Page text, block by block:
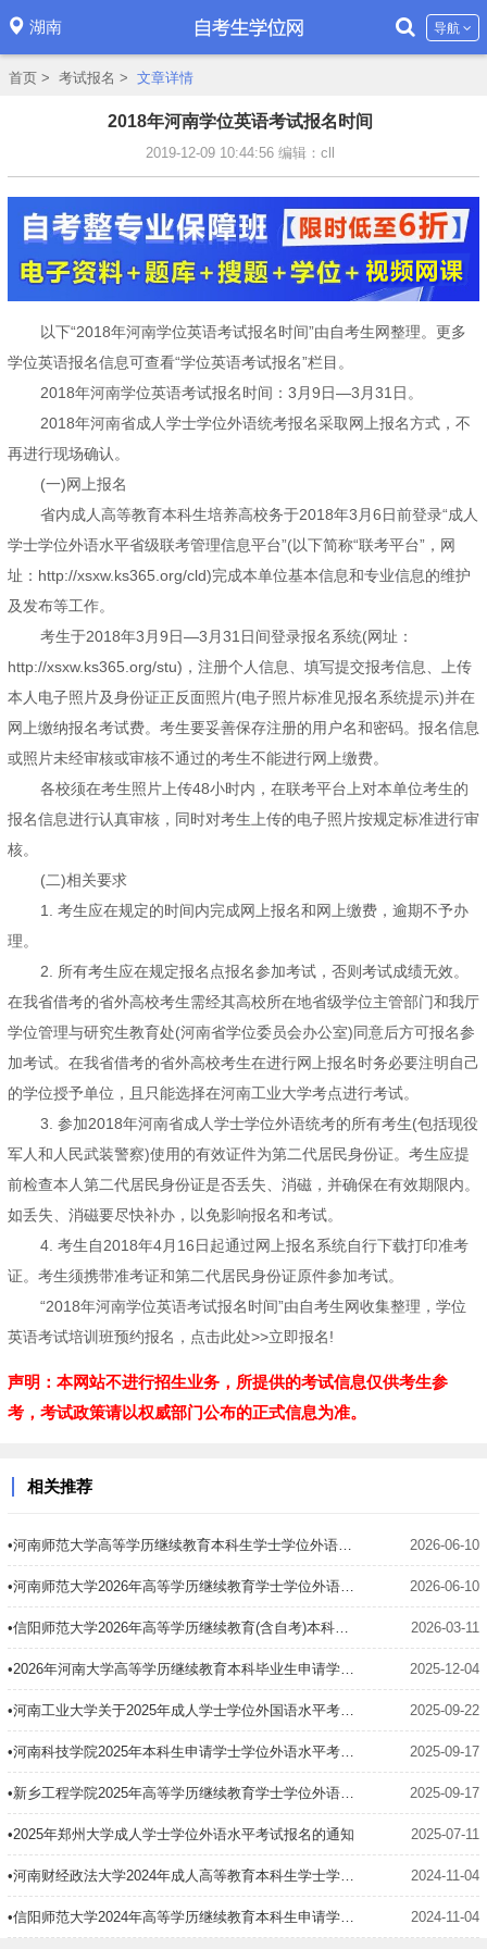
湖南 导航
首页 > 考试报名 > 文章详情
2018年河南学位英语考试报名时间
2019-12-09 10:44:56 编辑：cll
以下“2018年河南学位英语考试报名时间”由自考生网整理。更多
学位英语报名信息可查看“学位英语考试报名”栏目。
2018年河南学位英语考试报名时间：3月9日—3月31日。
2018年河南省成人学士学位外语统考报名采取网上报名方式，不
再进行现场确认。
(一)网上报名
省内成人高等教育本科生培养高校务于2018年3月6日前登录“成人
学士学位外语水平省级联考管理信息平台”(以下简称“联考平台”，网
址：http://xsxw.ks365.org/cld)完成本单位基本信息和专业信息的维护
及发布等工作。
考生于2018年3月9日—3月31日间登录报名系统(网址：
http://xsxw.ks365.org/stu)，注册个人信息、填写提交报考信息、上传
本人电子照片及身份证正反面照片(电子照片标准见报名系统提示)并在
网上缴纳报名考试费。考生要妥善保存注册的用户名和密码。报名信息
或照片未经审核或审核不通过的考生不能进行网上缴费。
各校须在考生照片上传48小时内，在联考平台上对本单位考生的
报名信息进行认真审核，同时对考生上传的电子照片按规定标准进行审
核。
(二)相关要求
1. 考生应在规定的时间内完成网上报名和网上缴费，逾期不予办
理。
2. 所有考生应在规定报名点报名参加考试，否则考试成绩无效。
在我省借考的省外高校考生需经其高校所在地省级学位主管部门和我厅
学位管理与研究生教育处(河南省学位委员会办公室)同意后方可报名参
加考试。在我省借考的省外高校考生在进行网上报名时务必要注明自己
的学位授予单位，且只能选择在河南工业大学考点进行考试。
3. 参加2018年河南省成人学士学位外语统考的所有考生(包括现役
军人和人民武装警察)使用的有效证件为第二代居民身份证。考生应提
前检查本人第二代居民身份证是否丢失、消磁，并确保在有效期限内。
如丢失、消磁要尽快补办，以免影响报名和考试。
4. 考生自2018年4月16日起通过网上报名系统自行下载打印准考
证。考生须携带准考证和第二代居民身份证原件参加考试。
“2018年河南学位英语考试报名时间”由自考生网收集整理，学位
英语考试培训班预约报名，点击此处>>立即报名!
声明：本网站不进行招生业务，所提供的考试信息仅供考生参
考，考试政策请以权威部门公布的正式信息为准。
相关推荐
•河南师范大学高等学历继续教育本科生学士学位外语水平考试报名系统操作流程 2026-06-10
•河南师范大学2026年高等学历继续教育学士学位外语考试通知 2026-06-10
•信阳师范大学2026年高等学历继续教育(含自考)本科毕业生申请学士学位外语考试报名通知 2026-03-11
•2026年河南大学高等学历继续教育本科毕业生申请学位外语考试报名通知 2025-12-04
•河南工业大学关于2025年成人学士学位外国语水平考试报名的通知 2025-09-22
•河南科技学院2025年本科生申请学士学位外语水平考试的通知 2025-09-17
•新乡工程学院2025年高等学历继续教育学士学位外语水平考试通知 2025-09-17
•2025年郑州大学成人学士学位外语水平考试报名的通知 2025-07-11
•河南财经政法大学2024年成人高等教育本科生学士学位外语考试通知 2024-11-04
•信阳师范大学2024年高等学历继续教育本科生申请学士学位外语考试准考证打印及相关温馨提示 2024-11-04